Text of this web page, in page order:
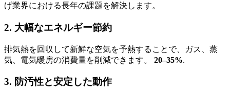
げ業界における長年の課題を解決します。
2. 大幅なエネルギー節約
排気熱を回収して新鮮な空気を予熱することで、ガス、蒸
気、電気暖房の消費量を削減できます。 20–35%.
3. 防汚性と安定した動作